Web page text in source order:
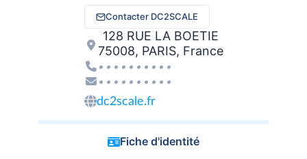
Contacter DC2SCALE
128 RUE LA BOETIE
75008, PARIS, France
••••••••••
••••••••••
dc2scale.fr
Fiche d'identité